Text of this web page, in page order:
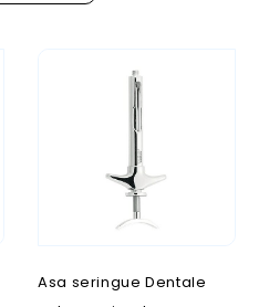
Asa seringue Dentale